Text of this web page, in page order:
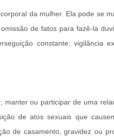
da mulher. Ela pode se
de fatos para fazê-la
constante; vigilância
ou participar de uma
de atos sexuais que
de casamento, gravidez ou